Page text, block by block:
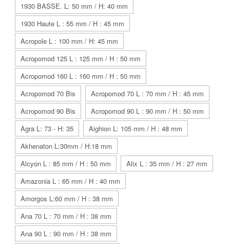
1930 BASSE. L: 50 mm / H: 40 mm
1930 Haute L : 55 mm / H : 45 mm
Acropole L : 100 mm / H: 45 mm
Acropomod 125 L : 125 mm / H : 50 mm
Acropomod 160 L : 160 mm / H : 50 mm
Acropomod 70 Bis
Acropomod 70 L : 70 mm / H : 45 mm
Acropomod 90 Bis
Acropomod 90 L : 90 mm / H : 50 mm
Agra L: 73 - H: 35
Aighion L: 105 mm / H : 48 mm
Akhenaton L:30mm / H:18 mm
Alcyon L : 85 mm / H : 50 mm
Alix L : 35 mm / H : 27 mm
Amazonia L : 65 mm / H : 40 mm
Amorgos L:60 mm / H : 38 mm
Ana 70 L : 70 mm / H : 38 mm
Ana 90 L : 90 mm / H : 38 mm